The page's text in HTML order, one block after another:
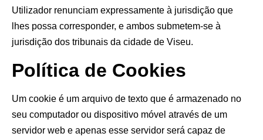
Utilizador renunciam expressamente à jurisdição que
lhes possa corresponder, e ambos submetem-se à
jurisdição dos tribunais da cidade de Viseu.
Política de Cookies
Um cookie é um arquivo de texto que é armazenado no
seu computador ou dispositivo móvel através de um
servidor web e apenas esse servidor será capaz de